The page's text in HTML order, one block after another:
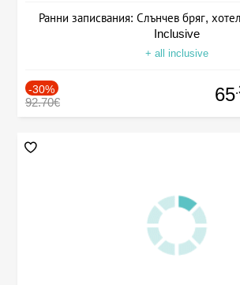
Ранни записвания: Слънчев бряг,
Inclusive
+ all inclusive
-30%
92.70€ 65